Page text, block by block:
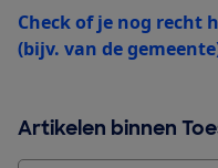
Check of je nog recht
(bijv. van de
Artikelen binnen